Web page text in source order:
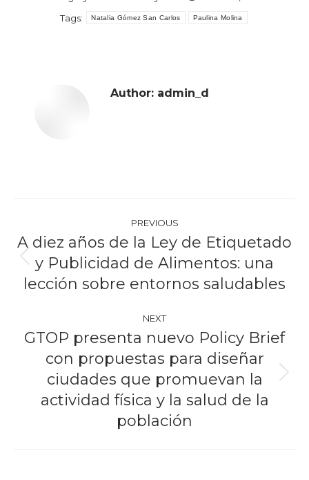
Tags:
Natalia Gómez San Carlos Paulina Molina
Author: admin_d
navigation
PREVIOUS
Previous
post:
A diez años de la Ley de Etiquetado
y Publicidad de Alimentos: una
lección sobre entornos saludables
NEXT
Next
post:
GTOP presenta nuevo Policy Brief
con propuestas para diseñar
ciudades que promuevan la
actividad física y la salud de la
población